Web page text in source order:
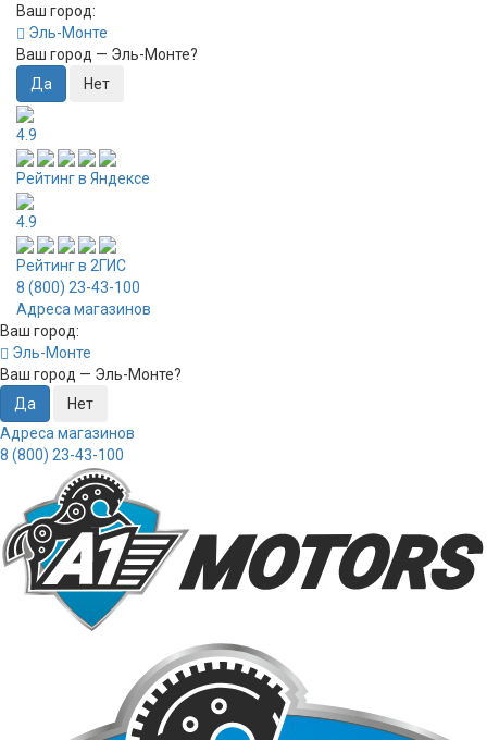
Ваш город:
Эль-Монте
Ваш город — Эль-Монте?
4.9
Рейтинг в Яндексе
4.9
Рейтинг в 2ГИС
8 (800) 23-43-100
Адреса магазинов
Ваш город:
Эль-Монте
Ваш город — Эль-Монте?
Адреса магазинов
8 (800) 23-43-100